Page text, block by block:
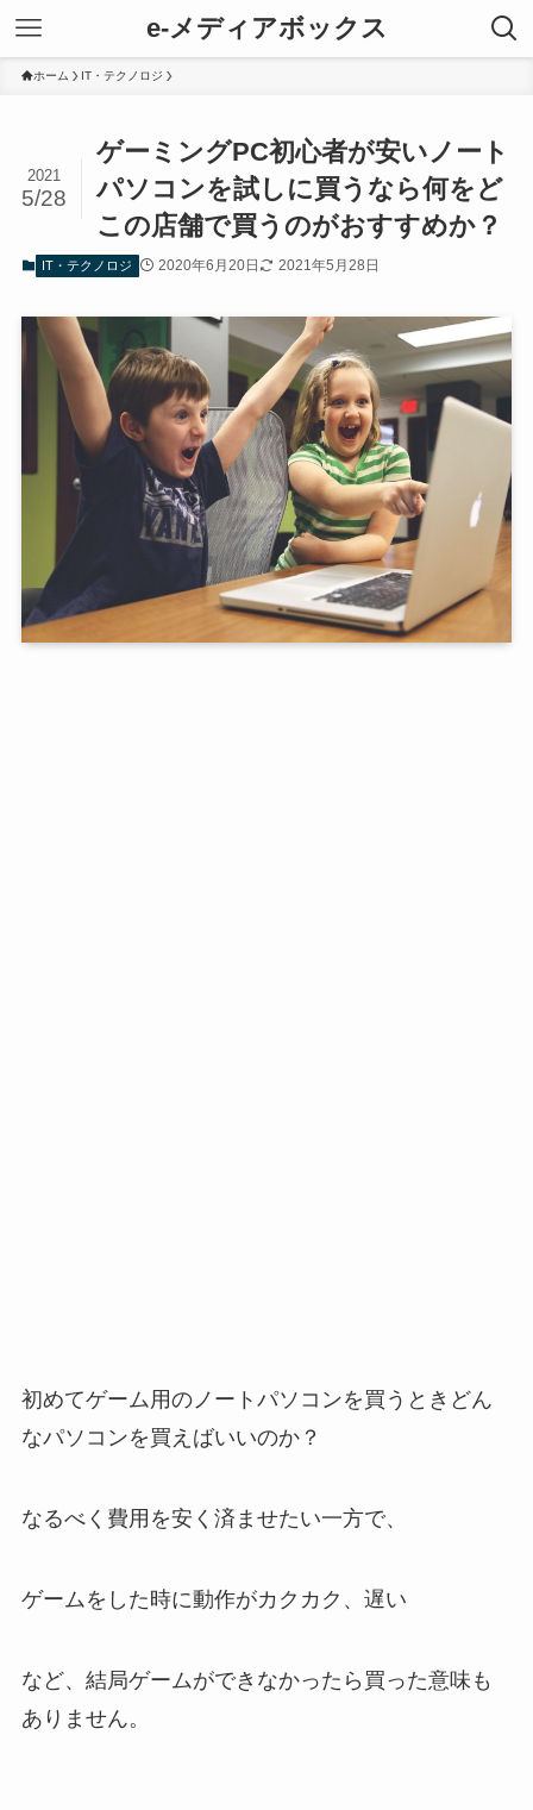
e-メディアボックス
ホーム IT・テクノロジ
ゲーミングPC初心者が安いノート
パソコンを試しに買うなら何をど
この店舗で買うのがおすすめか？
2021
5/28
IT・テクノロジ 2020年6月20日 2021年5月28日
初めてゲーム用のノートパソコンを買うときどん
なパソコンを買えばいいのか？
なるべく費用を安く済ませたい一方で、
ゲームをした時に動作がカクカク、遅い
など、結局ゲームができなかったら買った意味も
ありません。